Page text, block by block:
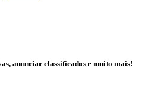
anunciar classificados e muito mais!